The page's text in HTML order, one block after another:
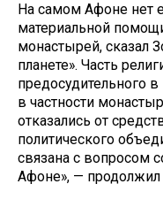
На самом Афоне нет
материальной
монастырей, сказал
планете». Часть
предосудительного
в частности
отказались от
политического
связана с вопросом
Афоне», — продолжил